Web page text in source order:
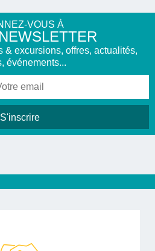
VOUS À
& excursions, offres, actualités,
événements...